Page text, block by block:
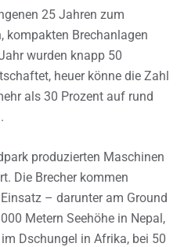
25 Jahren zum
kompakten Brechanlagen
wurden knapp 50
heuer könne die Zahl
als 30 Prozent auf rund
produzierten Maschinen
Die Brecher kommen
– darunter am Ground
Metern Seehöhe in Nepal,
Dschungel in Afrika, bei 50